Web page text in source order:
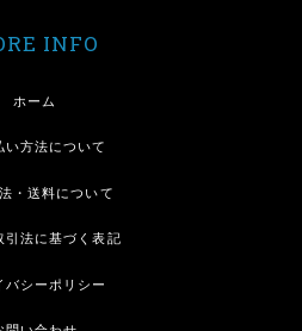
INFO
ホーム
い方法について
・送料について
引法に基づく表記
バシーポリシー